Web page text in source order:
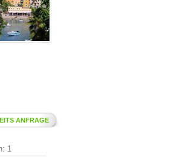
ANFRAGE
1